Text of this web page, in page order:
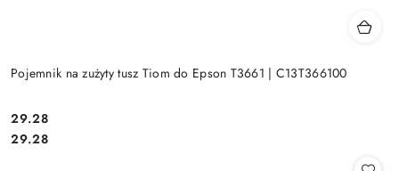
Pojemnik na zużyty tusz Tiom do Epson T3661 | C13T366100
Cena:
29.28
Cena:
29.28